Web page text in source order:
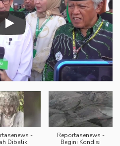
-
Dibalik
Reportasenews -
Begini Kondisi